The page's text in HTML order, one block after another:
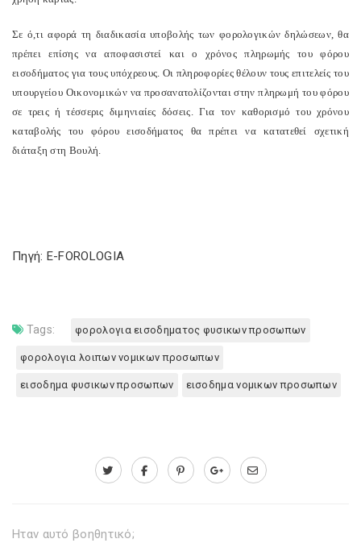
Σε ό,τι αφορά τη διαδικασία υποβολής των φορολογικών δηλώσεων, θα
πρέπει επίσης να αποφασιστεί και ο χρόνος πληρωμής του φόρου
εισοδήματος για τους υπόχρεους. Οι πληροφορίες θέλουν τους επιτελείς του
υπουργείου Οικονομικών να προσανατολίζονται στην πληρωμή του φόρου
σε τρεις ή τέσσερις διμηνιαίες δόσεις. Για τον καθορισμό του χρόνου
καταβολής του φόρου εισοδήματος θα πρέπει να κατατεθεί σχετική
διάταξη στη Βουλή.
Πηγή: E-FOROLOGIA
Tags: φορολογια εισοδηματος φυσικων προσωπων
φορολογια λοιπων νομικων προσωπων
εισοδημα φυσικων προσωπων εισοδημα νομικων προσωπων
Ηταν αυτό βοηθητικό;